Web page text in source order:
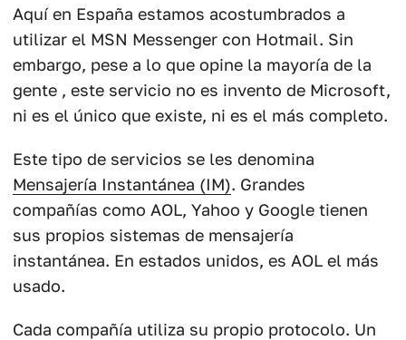
Aquí en España estamos acostumbrados a
utilizar el MSN Messenger con Hotmail. Sin
embargo, pese a lo que opine la mayoría de la
gente , este servicio no es invento de Microsoft,
ni es el único que existe, ni es el más completo.
Este tipo de servicios se les denomina
Mensajería Instantánea (IM). Grandes
compañías como AOL, Yahoo y Google tienen
sus propios sistemas de mensajería
instantánea. En estados unidos, es AOL el más
usado.
Cada compañía utiliza su propio protocolo. Un